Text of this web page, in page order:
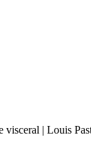
visceral | Louis